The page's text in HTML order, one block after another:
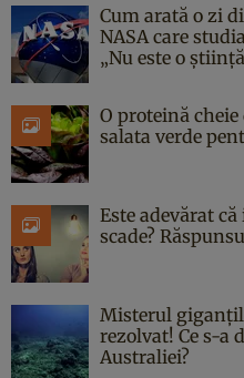
Cum arată o zi
NASA care
„Nu este o
O proteină
salata verde
Este adevărat
scade?
Misterul
rezolvat! Ce s-a
Australiei?